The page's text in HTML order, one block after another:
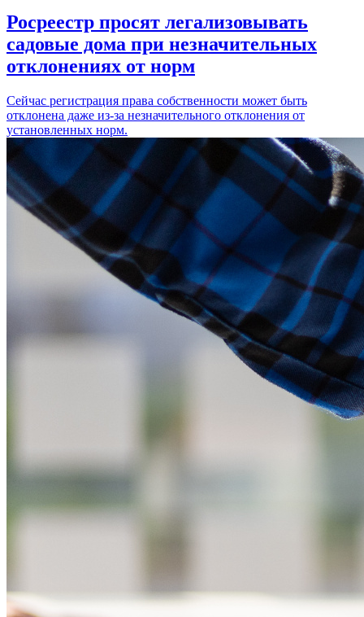
Росреестр просят легализовывать
садовые дома при незначительных
отклонениях от норм
Сейчас регистрация права собственности может быть
отклонена даже из-за незначительного отклонения от
установленных норм.